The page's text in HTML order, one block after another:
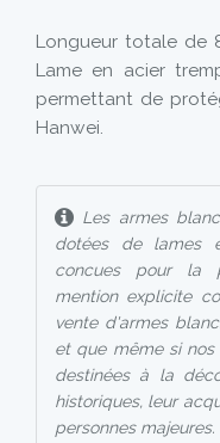
Longueur totale de
Lame en acier
permettant de
Hanwei.
Les armes
dotées de lames
concues pour la
mention explicite
vente d'armes
et que même si
destinées à la
historiques, leur
personnes majeures.